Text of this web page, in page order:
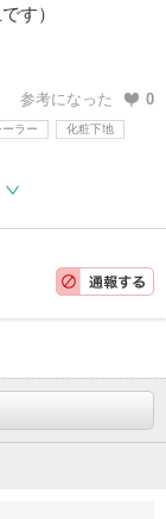
す）
参考になった 0
ラー 化粧下地